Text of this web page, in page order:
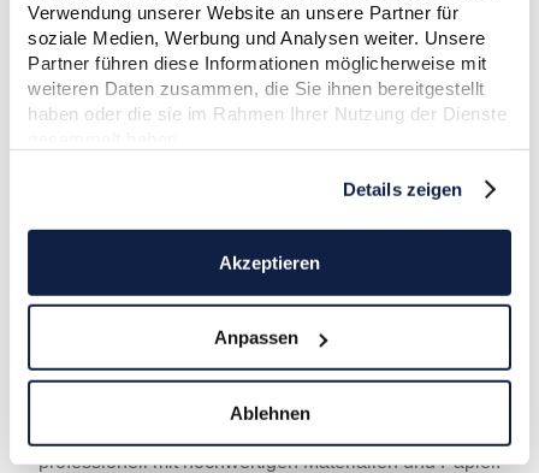
Verwendung unserer Website an unsere Partner für
soziale Medien, Werbung und Analysen weiter. Unsere
Partner führen diese Informationen möglicherweise mit
weiteren Daten zusammen, die Sie ihnen bereitgestellt
haben oder die sie im Rahmen Ihrer Nutzung der Dienste
Details zeigen
Akzeptieren
Anpassen
Ablehnen
Monatskalender
Tischkalender
Wandplaner
Schreibtischunterlagen
Vielzahl an Größen inkl. den gängigen
wie Baumwolltaschen, Schreibunterlagen oder
Briefpapier mit deinem Logo personalisieren und
drucken lassen.
Hochwertiger Kalender- und
Werbemitteldruck bei Staudigl-Druck
professionell mit hochwertigen Materialien und Papier.